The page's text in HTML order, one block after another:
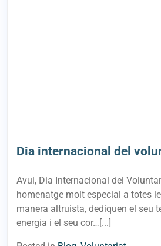
Dia internacional del
Avui, Dia Internacional del
homenatge molt especial a totes
manera altruista, dediquen el seu
energia i el seu cor…[...]